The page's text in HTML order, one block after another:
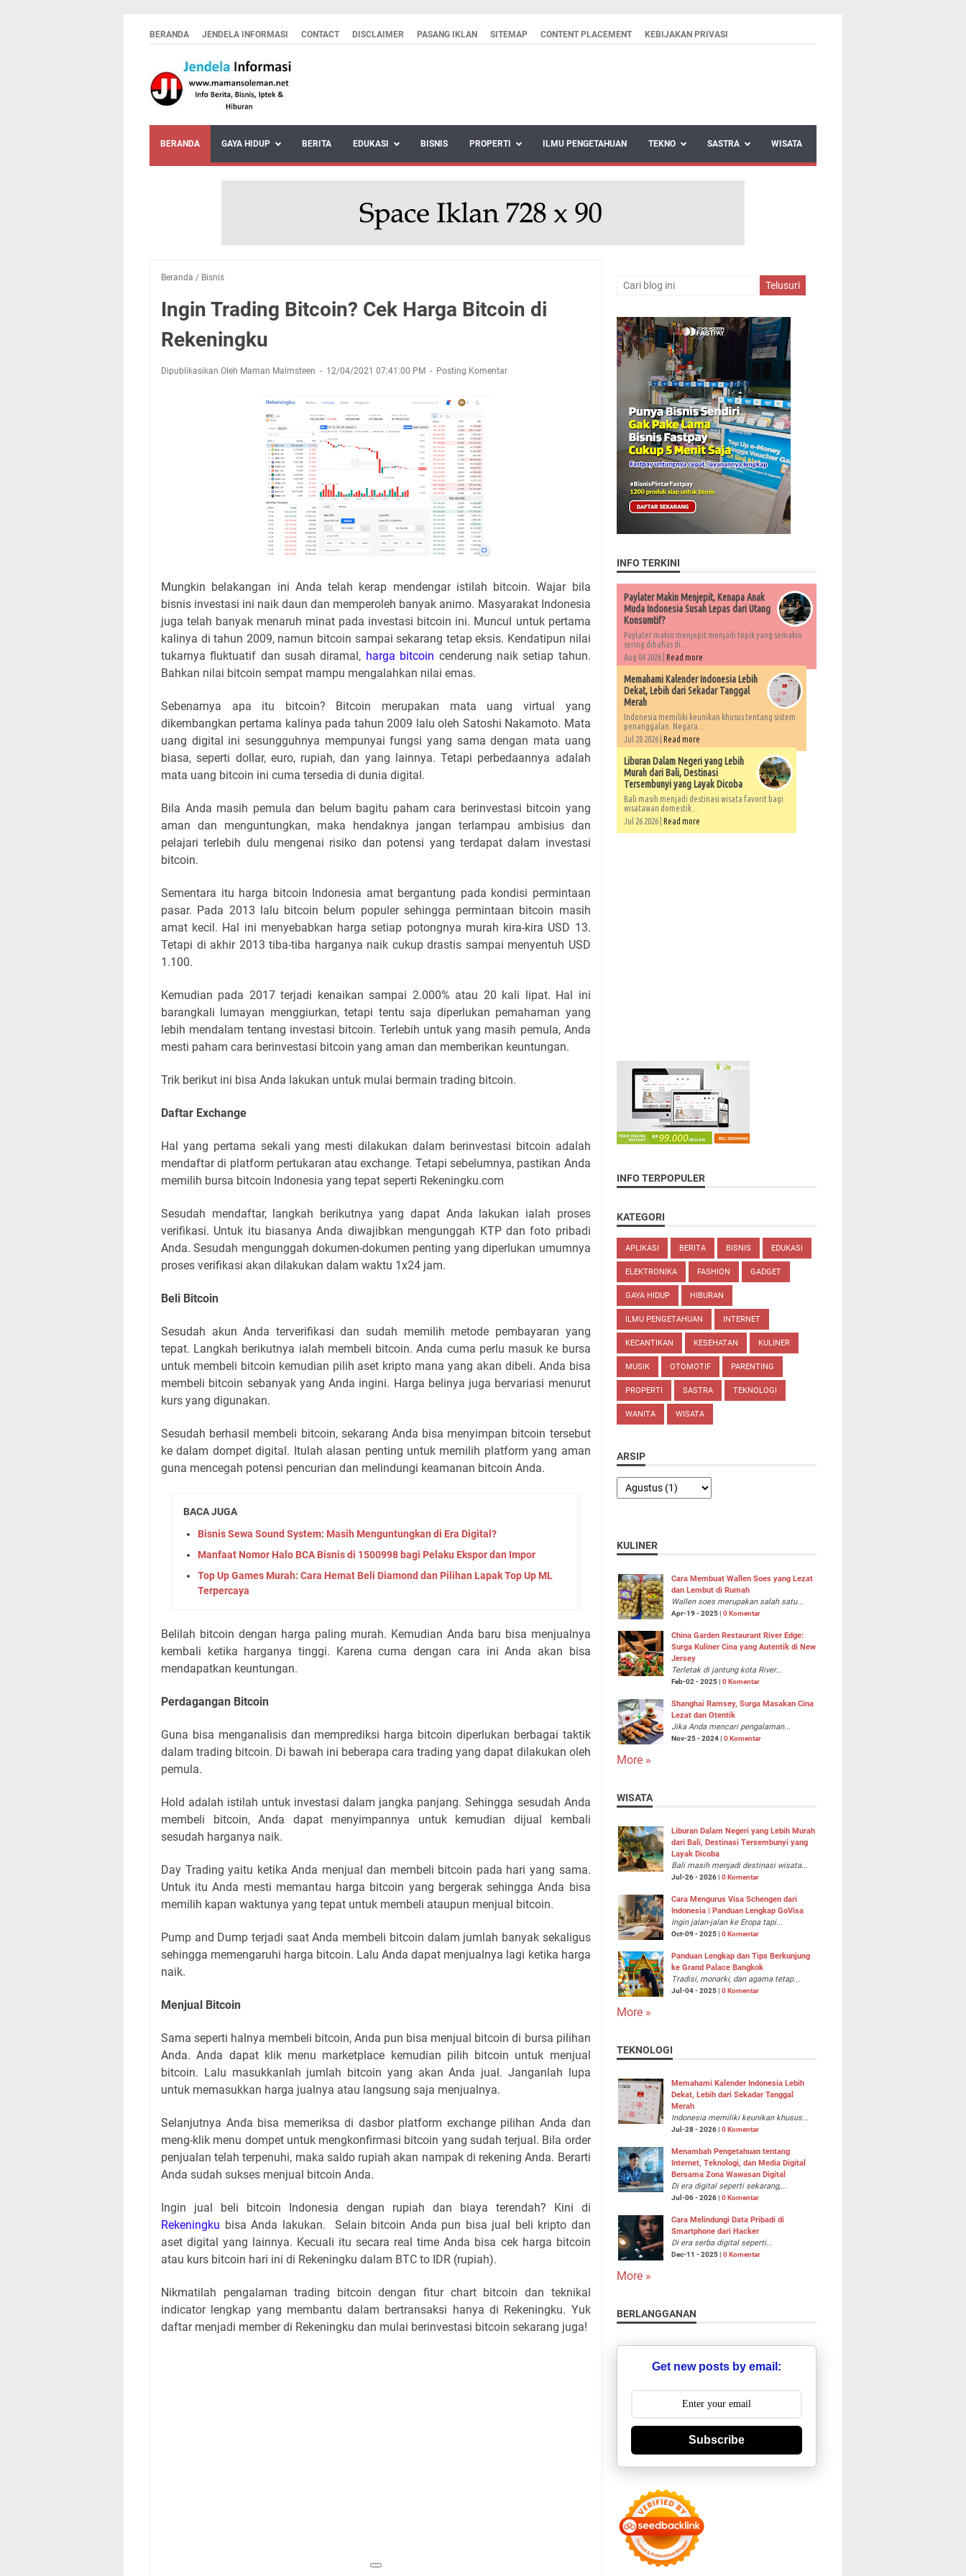
BERANDA JENDELA INFORMASI CONTACT DISCLAIMER PASANG IKLAN SITEMAP CONTENT PLACEMENT KEBIJAKAN PRIVASI
BERANDA GAYA HIDUP BERITA EDUKASI BISNIS PROPERTI ILMU PENGETAHUAN TEKNO SASTRA WISATA
Beranda / Bisnis
Ingin Trading Bitcoin? Cek Harga Bitcoin di
Rekeningku
Dipublikasikan Oleh Maman Malmsteen 12/04/2021 07:41:00 PM Posting Komentar
Mungkin belakangan ini Anda telah kerap mendengar istilah bitcoin. Wajar bila
bisnis investasi ini naik daun dan memperoleh banyak animo. Masyarakat Indonesia
juga telah banyak menaruh minat pada investasi bitcoin ini. Muncul untuk pertama
kalinya di tahun 2009, namun bitcoin sampai sekarang tetap eksis. Kendatipun nilai
tukarnya fluktuatif dan susah diramal, harga bitcoin cenderung naik setiap tahun.
Bahkan nilai bitcoin sempat mampu mengalahkan nilai emas.
Sebenarnya apa itu bitcoin? Bitcoin merupakan mata uang virtual yang
dikembangkan pertama kalinya pada tahun 2009 lalu oleh Satoshi Nakamoto. Mata
uang digital ini sesungguhnya mempunyai fungsi yang sama dengan mata uang
biasa, seperti dollar, euro, rupiah, dan yang lainnya. Tetapi perbedaannya adalah
mata uang bitcoin ini cuma tersedia di dunia digital.
Bila Anda masih pemula dan belum bagitu paham cara berinvestasi bitcoin yang
aman dan menguntungkan, maka hendaknya jangan terlampau ambisius dan
pelajari terlebih dulu mengenai risiko dan potensi yang terdapat dalam investasi
bitcoin.
Sementara itu harga bitcoin Indonesia amat bergantung pada kondisi permintaan
pasar. Pada 2013 lalu bitcoin belum populer sehingga permintaan bitcoin masih
amat kecil. Hal ini menyebabkan harga setiap potongnya murah kira-kira USD 13.
Tetapi di akhir 2013 tiba-tiba harganya naik cukup drastis sampai menyentuh USD
1.100.
Kemudian pada 2017 terjadi kenaikan sampai 2.000% atau 20 kali lipat. Hal ini
barangkali lumayan menggiurkan, tetapi tentu saja diperlukan pemahaman yang
lebih mendalam tentang investasi bitcoin. Terlebih untuk yang masih pemula, Anda
mesti paham cara berinvestasi bitcoin yang aman dan memberikan keuntungan.
Trik berikut ini bisa Anda lakukan untuk mulai bermain trading bitcoin.
Daftar Exchange
Hal yang pertama sekali yang mesti dilakukan dalam berinvestasi bitcoin adalah
mendaftar di platform pertukaran atau exchange. Tetapi sebelumnya, pastikan Anda
memilih bursa bitcoin Indonesia yang tepat seperti Rekeningku.com
Sesudah mendaftar, langkah berikutnya yang dapat Anda lakukan ialah proses
verifikasi. Untuk itu biasanya Anda diwajibkan mengunggah KTP dan foto pribadi
Anda. Sesudah mengunggah dokumen-dokumen penting yang diperlukan umumnya
proses verifikasi akan dilakukan dalam waktu 1x24 jam.
Beli Bitcoin
Sesudah akun Anda terverifikasi dan sudah memilih metode pembayaran yang
tepat. Langkah berikutnya ialah membeli bitcoin. Anda cuma perlu masuk ke bursa
untuk membeli bitcoin kemudian pilih aset kripto mana yang akan dibeli. Anda bisa
membeli bitcoin sebanyak yang Anda ingini. Harga belinya juga bervariasi menurut
kurs yang digunakan.
Sesudah berhasil membeli bitcoin, sekarang Anda bisa menyimpan bitcoin tersebut
ke dalam dompet digital. Itulah alasan penting untuk memilih platform yang aman
guna mencegah potensi pencurian dan melindungi keamanan bitcoin Anda.
BACA JUGA
Bisnis Sewa Sound System: Masih Menguntungkan di Era Digital?
Manfaat Nomor Halo BCA Bisnis di 1500998 bagi Pelaku Ekspor dan Impor
Top Up Games Murah: Cara Hemat Beli Diamond dan Pilihan Lapak Top Up ML
Terpercaya
Belilah bitcoin dengan harga paling murah. Kemudian Anda baru bisa menjualnya
kembali ketika harganya tinggi. Karena cuma dengan cara ini Anda akan bisa
mendapatkan keuntungan.
Perdagangan Bitcoin
Guna bisa menganalisis dan memprediksi harga bitcoin diperlukan berbagai taktik
dalam trading bitcoin. Di bawah ini beberapa cara trading yang dapat dilakukan oleh
pemula.
Hold adalah istilah untuk investasi dalam jangka panjang. Sehingga sesudah Anda
membeli bitcoin, Anda dapat menyimpannya untuk kemudian dijual kembali
sesudah harganya naik.
Day Trading yaitu ketika Anda menjual dan membeli bitcoin pada hari yang sama.
Untuk itu Anda mesti memantau harga bitcoin yang bergerak sehingga Anda bisa
memilih kapan waktunya yang tepat untuk membeli ataupun menjual bitcoin.
Pump and Dump terjadi saat Anda membeli bitcoin dalam jumlah banyak sekaligus
sehingga memengaruhi harga bitcoin. Lalu Anda dapat menjualnya lagi ketika harga
naik.
Menjual Bitcoin
Sama seperti halnya membeli bitcoin, Anda pun bisa menjual bitcoin di bursa pilihan
Anda. Anda dapat klik menu marketplace kemudian pilih bitcoin untuk menjual
bitcoin. Lalu masukkanlah jumlah bitcoin yang akan Anda jual. Janganlah lupa
untuk memasukkan harga jualnya atau langsung saja menjualnya.
Selanjutnya Anda bisa memeriksa di dasbor platform exchange pilihan Anda dan
meng-klik menu dompet untuk mengkonfirmasi bitcoin yang sudah terjual. Bila order
penjualan telah terpenuhi, maka saldo rupiah akan nampak di rekening Anda. Berarti
Anda sudah sukses menjual bitcoin Anda.
Ingin jual beli bitcoin Indonesia dengan rupiah dan biaya terendah? Kini di
Rekeningku bisa Anda lakukan. Selain bitcoin Anda pun bisa jual beli kripto dan
aset digital yang lainnya. Kecuali itu secara real time Anda bisa cek harga bitcoin
atau kurs bitcoin hari ini di Rekeningku dalam BTC to IDR (rupiah).
Nikmatilah pengalaman trading bitcoin dengan fitur chart bitcoin dan teknikal
indicator lengkap yang membantu dalam bertransaksi hanya di Rekeningku. Yuk
daftar menjadi member di Rekeningku dan mulai berinvestasi bitcoin sekarang juga!
INFO TERKINI
Paylater Makin Menjepit, Kenapa Anak
Muda Indonesia Susah Lepas dari Utang
Konsumtif?
Paylater makin menjepit menjadi topik yang semakin
sering dibahas di...
Aug 04 2026 | Read more
Memahami Kalender Indonesia Lebih
Dekat, Lebih dari Sekadar Tanggal
Merah
Indonesia memiliki keunikan khusus tentang sistem
penanggalan. Negara...
Jul 28 2026 | Read more
Liburan Dalam Negeri yang Lebih
Murah dari Bali, Destinasi
Tersembunyi yang Layak Dicoba
Bali masih menjadi destinasi wisata favorit bagi
wisatawan domestik...
Jul 26 2026 | Read more
INFO TERPOPULER
KATEGORI
APLIKASI BERITA BISNIS EDUKASI
ELEKTRONIKA FASHION GADGET
GAYA HIDUP HIBURAN
ILMU PENGETAHUAN INTERNET
KECANTIKAN KESEHATAN KULINER
MUSIK OTOMOTIF PARENTING
PROPERTI SASTRA TEKNOLOGI
WANITA WISATA
ARSIP
KULINER
Cara Membuat Wallen Soes yang Lezat
dan Lembut di Rumah
Wallen soes merupakan salah satu...
Apr-19 - 2025 | 0 Komentar
China Garden Restaurant River Edge:
Surga Kuliner Cina yang Autentik di New
Jersey
Terletak di jantung kota River...
Feb-02 - 2025 | 0 Komentar
Shanghai Ramsey, Surga Masakan Cina
Lezat dan Otentik
Jika Anda mencari pengalaman...
Nov-25 - 2024 | 0 Komentar
More »
WISATA
Liburan Dalam Negeri yang Lebih Murah
dari Bali, Destinasi Tersembunyi yang
Layak Dicoba
Bali masih menjadi destinasi wisata...
Jul-26 - 2026 | 0 Komentar
Cara Mengurus Visa Schengen dari
Indonesia | Panduan Lengkap GoVisa
Ingin jalan-jalan ke Eropa tapi...
Oct-09 - 2025 | 0 Komentar
Panduan Lengkap dan Tips Berkunjung
ke Grand Palace Bangkok
Tradisi, monarki, dan agama tetap...
Jul-04 - 2025 | 0 Komentar
More »
TEKNOLOGI
Memahami Kalender Indonesia Lebih
Dekat, Lebih dari Sekadar Tanggal
Merah
Indonesia memiliki keunikan khusus...
Jul-28 - 2026 | 0 Komentar
Menambah Pengetahuan tentang
Internet, Teknologi, dan Media Digital
Bersama Zona Wawasan Digital
Di era digital seperti sekarang,...
Jul-06 - 2026 | 0 Komentar
Cara Melindungi Data Pribadi di
Smartphone dari Hacker
Di era serba digital seperti...
Dec-11 - 2025 | 0 Komentar
More »
BERLANGGANAN
Get new posts by email:
Subscribe